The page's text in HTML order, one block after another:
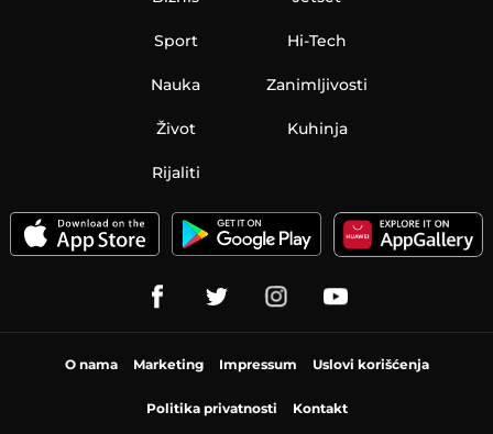
Sport
Nauka
Hi-Tech
Zanimljivosti
Život Kuhinja
Rijaliti
O nama Marketing Impressum Uslovi korišćenja
Politika privatnosti Kontakt